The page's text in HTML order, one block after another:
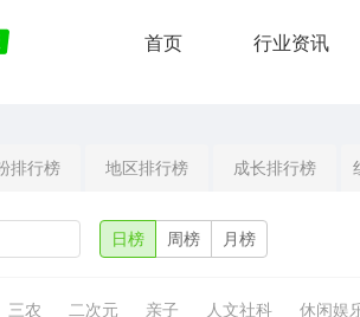
首页 行业资讯
排行榜 地区排行榜 成长排行榜
日榜 周榜 月榜
三农 二次元 亲子 人文社科
休闲娱